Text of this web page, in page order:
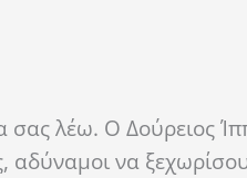
σας λέω. Ο Δούρειος
αδύναμοι να